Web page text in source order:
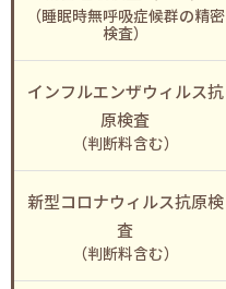
（睡眠時無呼吸症候群の精密
検査）
インフルエンザウィルス抗
原検査
（判断料含む）
新型コロナウィルス抗原検
査
（判断料含む）